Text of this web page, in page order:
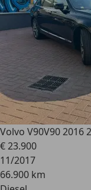
Volvo V90V90 2016
€ 23.900
11/2017
66.900 km